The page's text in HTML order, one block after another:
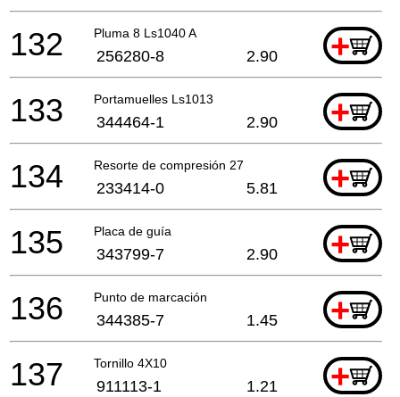
Pluma 8 Ls1040 A +
132 256280-8 2.90
Portamuelles Ls1013 +
133 344464-1 2.90
Resorte de compresión 27 +
134 233414-0 5.81
Placa de guía +
135 343799-7 2.90
Punto de marcación +
136 344385-7 1.45
Tornillo 4X10 +
137 911113-1 1.21